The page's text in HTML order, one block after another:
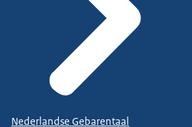
Nederlandse Gebarentaal